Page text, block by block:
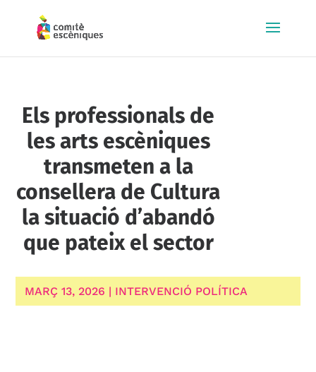
Els professionals de
les arts escèniques
transmeten a la
consellera de Cultura
la situació d’abandó
que pateix el sector
MARÇ 13, 2026 | INTERVENCIÓ POLÍTICA